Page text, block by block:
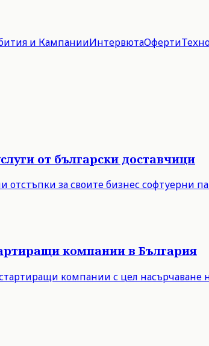
и КампанииИнтервютаОферти
от български доставчици
за своите бизнес софтуерни
компании в България
компании с цел